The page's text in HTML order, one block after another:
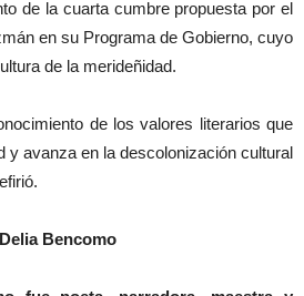
de la cuarta cumbre propuesta por el
en su Programa de Gobierno, cuyo
de la merideñidad.
de los valores literarios que
y avanza en la descolonización cultural
Bencomo